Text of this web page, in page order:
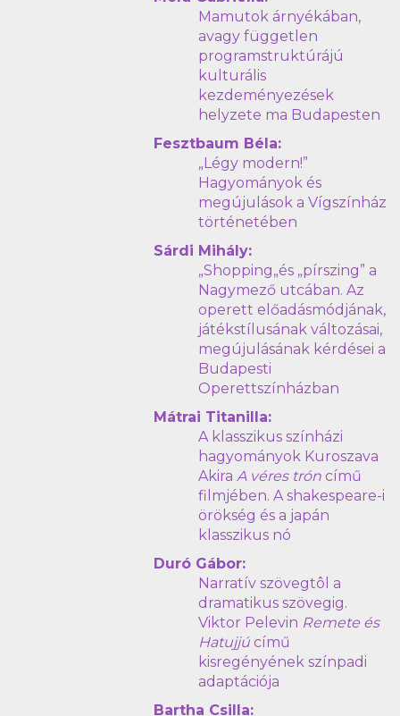
Mamutok árnyékában,
avagy független
programstruktúrájú
kulturális
kezdeményezések
helyzete ma Budapesten
Fesztbaum Béla:
„Légy modern!”
Hagyományok és
megújulások a Vígszínház
történetében
Sárdi Mihály:
„Shopping„és „pírszing” a
Nagymező utcában. Az
operett előadásmódjának,
játékstílusának változásai,
megújulásának kérdései a
Budapesti
Operettszínházban
Mátrai Titanilla:
A klasszikus színházi
hagyományok Kuroszava
AkiraA véres trón című
filmjében. A shakespeare-i
örökség és a japán
klasszikus nó
Duró Gábor:
Narratív szövegtôl a
dramatikus szövegig.
Viktor Pelevin Remete és
Hatujjú című
kisregényének színpadi
adaptációja
Bartha Csilla: